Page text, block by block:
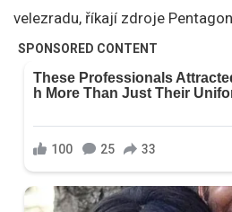
velezradu, říkají zdroje